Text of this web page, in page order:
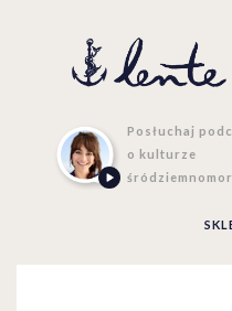
Posłuchaj
o kulturze